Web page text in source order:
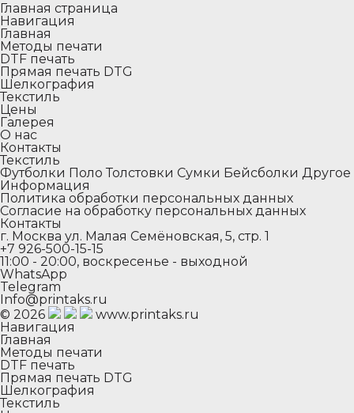
Главная страница
Навигация
Главная
Методы печати
DTF печать
Прямая печать DTG
Шелкография
Текстиль
Цены
Галерея
О нас
Контакты
Текстиль
Футболки Поло Толстовки Сумки Бейсболки Другое
Информация
Политика обработки персональных данных
Согласие на обработку персональных данных
Контакты
г. Москва ул. Малая Семёновская, 5, стр. 1
+7 926-500-15-15
11:00 - 20:00, воскресенье - выходной
WhatsApp
Telegram
Info@printaks.ru
© 2026
www.printaks.ru
Навигация
Главная
Методы печати
DTF печать
Прямая печать DTG
Шелкография
Текстиль